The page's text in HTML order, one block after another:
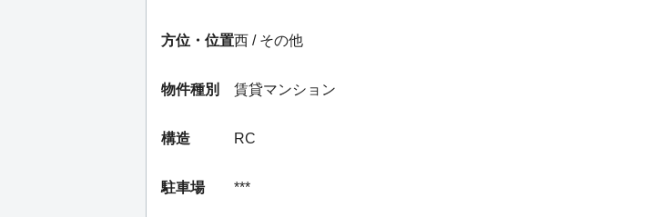
方位・位置西 / その他
物件種別 賃貸マンション
構造 RC
駐車場 ***